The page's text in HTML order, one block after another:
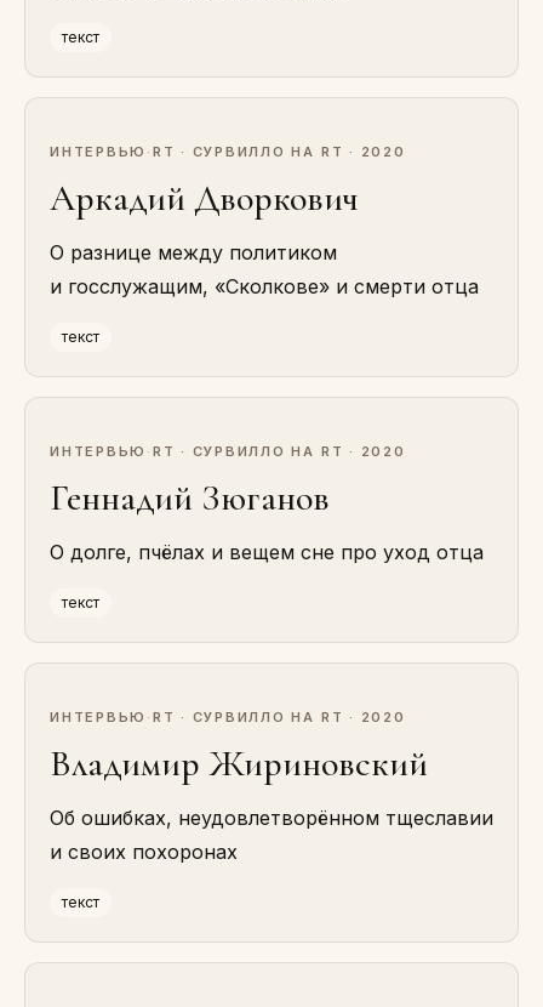
текст
ИНТЕРВЬЮ · RT · СУРВИЛЛО НА RT · 2020
Аркадий Дворкович
О разнице между политиком
и госслужащим, «Сколкове» и смерти отца
текст
ИНТЕРВЬЮ · RT · СУРВИЛЛО НА RT · 2020
Геннадий Зюганов
О долге, пчёлах и вещем сне про уход отца
текст
ИНТЕРВЬЮ · RT · СУРВИЛЛО НА RT · 2020
Владимир Жириновский
Об ошибках, неудовлетворённом тщеславии
и своих похоронах
текст